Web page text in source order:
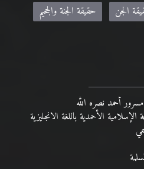
الجن
حقيقة الجنة والجحيم